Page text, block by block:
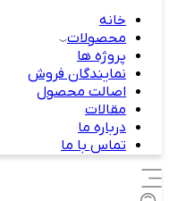
خانه
محصولات
پروژه ها
نمایندگان فروش
اصالت محصول
مقالات
درباره ما
تماس با ما